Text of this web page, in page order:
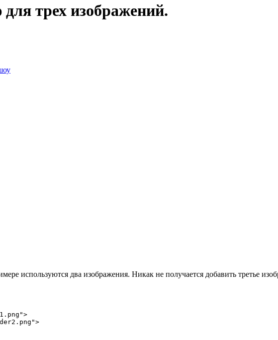
трех изображений.
используются два изображения. Никак не получается добавить третье